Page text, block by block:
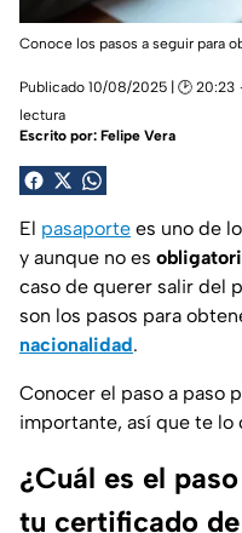
Conoce los pasos a seguir para
Publicado 10/08/2025 | 🕑 20:23
lectura
Escrito por: Felipe Vera
El pasaporte es uno de
y aunque no es
caso de querer salir del
son los pasos para
nacionalidad.
Conocer el paso a paso
importante, así que te lo
¿Cuál es el
tu certificado